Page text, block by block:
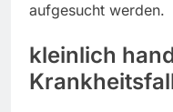
aufgesucht werden.
kleinlich